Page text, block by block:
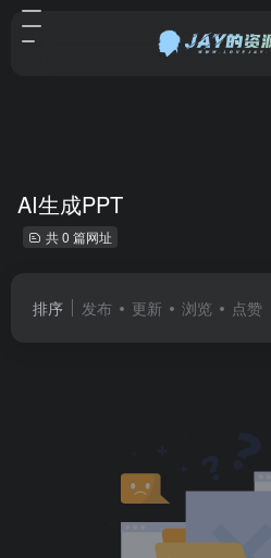
AI生成PPT
共 0 篇网址
排序 发布 更新 浏览 点赞